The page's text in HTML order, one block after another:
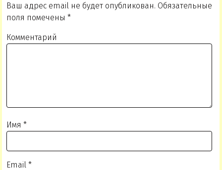
Ваш адрес email не будет опубликован. Обязательные
поля помечены*
Комментарий
Имя*
Email*